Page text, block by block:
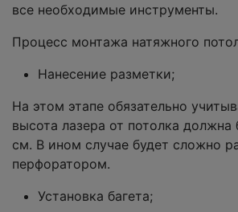
все необходимые инструменты.
Процесс монтажа натяжного
Нанесение разметки;
На этом этапе обязательно
высота лазера от потолка
см. В ином случае будет сложно
перфоратором.
Установка багета;